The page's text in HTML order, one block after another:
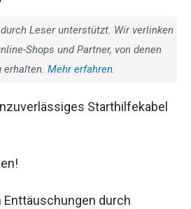
Leser unterstützt. Wir verlinken
Shops und Partner, von denen
erhalten. Mehr erfahren.
Starthilfekabel
Enttäuschungen durch